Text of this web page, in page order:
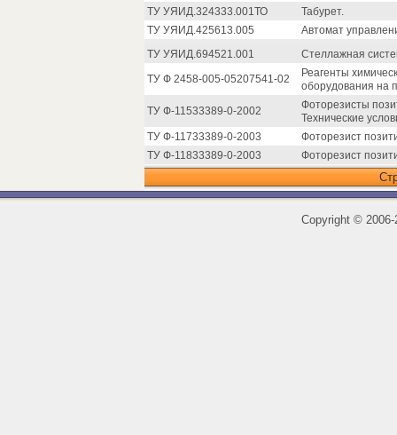
ТУ УЯИД.324333.001ТО
Табурет.
ТУ УЯИД.425613.005
Автомат
ТУ УЯИД.694521.001
Стеллажная
ТУ Ф 2458-005-05207541-02
Реагенты
оборудования на
ТУ Ф-11533389-0-2002
Фоторезисты
Технические
ТУ Ф-11733389-0-2003
Фоторезист
ТУ Ф-11833389-0-2003
Фоторезист
Copyright ©